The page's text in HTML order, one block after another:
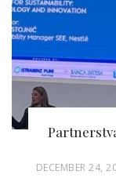
P
DECEMBER 24,